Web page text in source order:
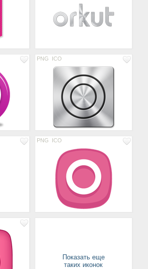
PNG ICO
PNG ICO
Показать еще
таких иконок